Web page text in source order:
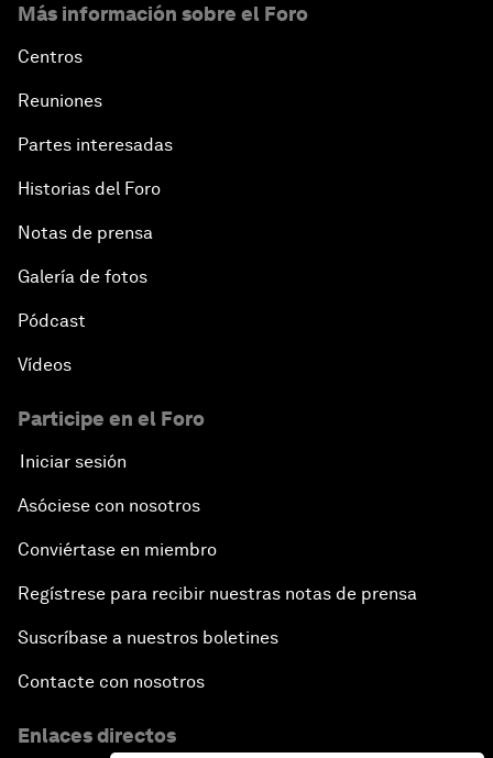
Más información sobre el Foro
Centros
Reuniones
Partes interesadas
Historias del Foro
Notas de prensa
Galería de fotos
Pódcast
Vídeos
Participe en el Foro
Iniciar sesión
Asóciese con nosotros
Conviértase en miembro
Regístrese para recibir nuestras notas de prensa
Suscríbase a nuestros boletines
Contacte con nosotros
Enlaces directos